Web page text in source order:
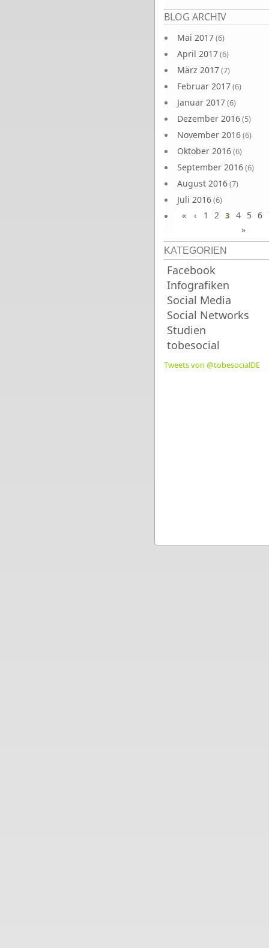
BLOG ARCHIV
Mai 2017(6)
April 2017(6)
März 2017(7)
Februar 2017(6)
Januar 2017(6)
Dezember 2016(5)
November 2016(6)
Oktober 2016(6)
September 2016(6)
August 2016(7)
Juli 2016(6)
Juni 2016(7)
Seiten
« ‹ 1 2 3 4 5 6
»
KATEGORIEN
Facebook
Infografiken
Social Media
Social Networks
Studien
tobesocial
Tweets von @tobesocialDE